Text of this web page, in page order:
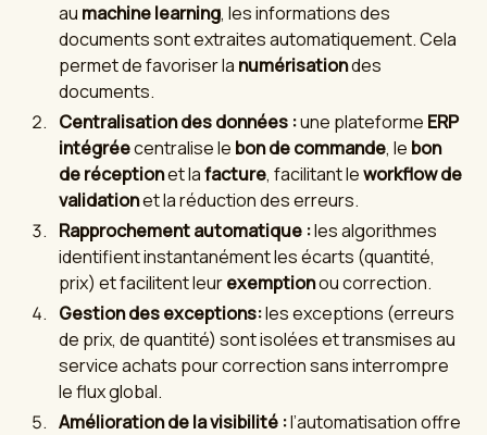
au machine learning, les informations des
documents sont extraites automatiquement. Cela
permet de favoriser la numérisationdes
documents.
Centralisation des données :une plateforme ERP
intégréecentralise le bon de commande, le bon
de réceptionet lafacture, facilitant leworkflow de
validationet la réduction des erreurs.
Rapprochement automatique :les algorithmes
identifient instantanément les écarts (quantité,
prix) et facilitent leurexemptionou correction.
Gestion des exceptions:les exceptions (erreurs
de prix, de quantité) sont isolées et transmises au
service achats pour correction sans interrompre
le flux global.
Amélioration de la visibilité :l’automatisation offre